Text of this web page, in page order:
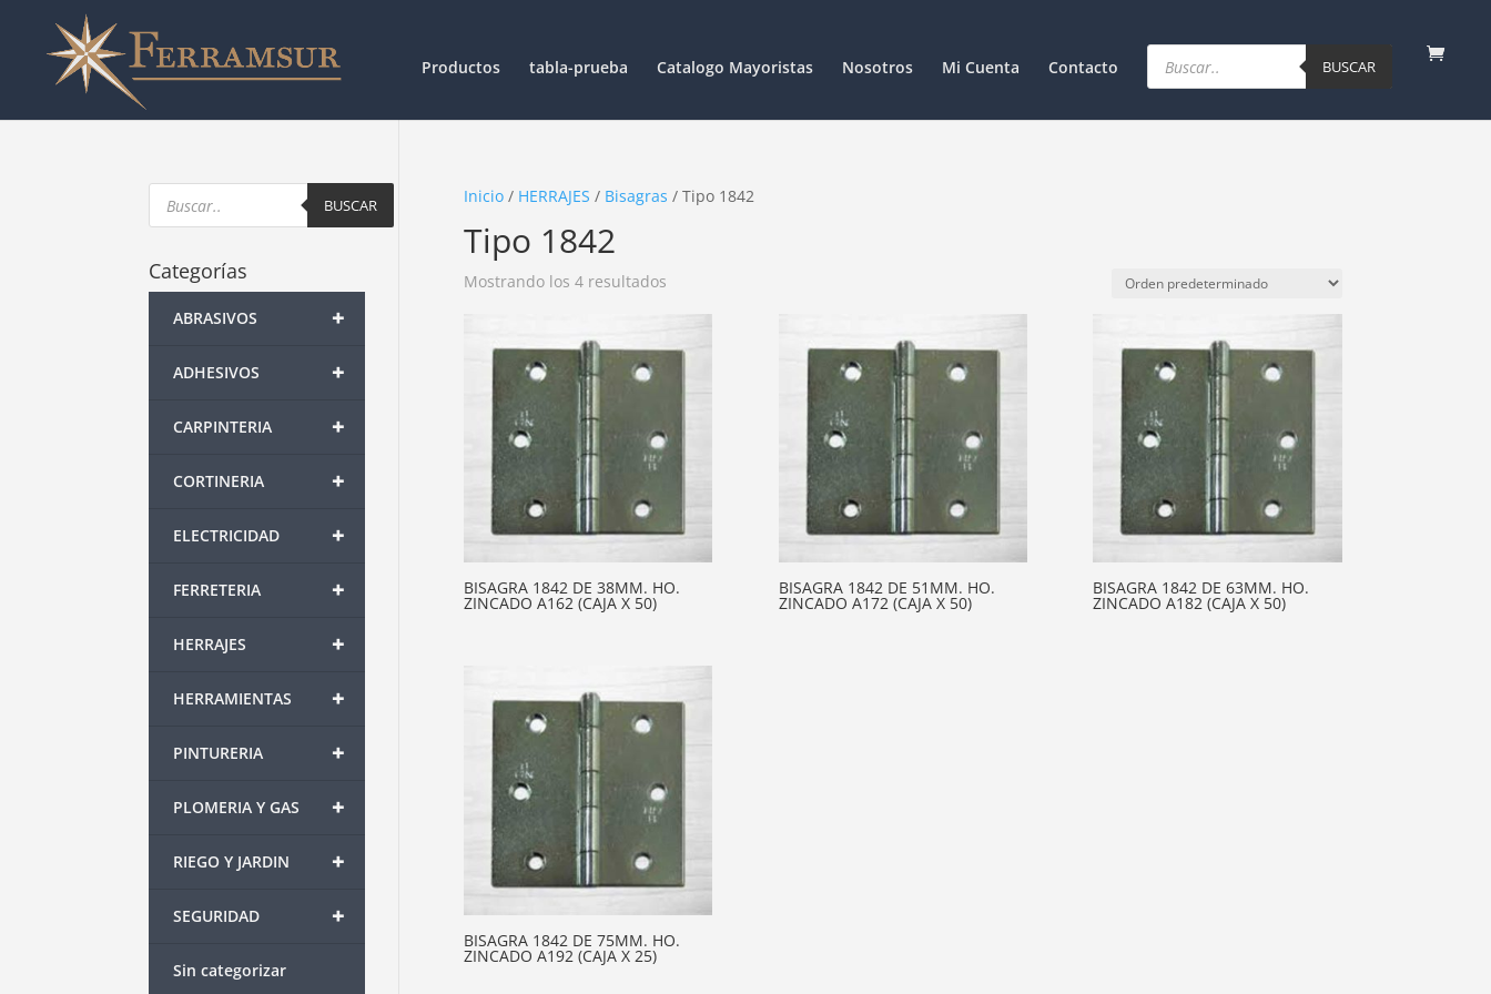
Productos tabla-prueba Catalogo Mayoristas Nosotros Mi Cuenta Contacto
Products
search BUSCAR
Inicio/ HERRAJES / Bisagras / Tipo 1842
Tipo 1842
Mostrando los 4 resultados
BISAGRA 1842 DE 38MM. HO.
ZINCADO A162 (CAJA X 50)
BISAGRA 1842 DE 51MM. HO.
ZINCADO A172 (CAJA X 50)
BISAGRA 1842 DE 63MM. HO.
ZINCADO A182 (CAJA X 50)
BISAGRA 1842 DE 75MM. HO.
ZINCADO A192 (CAJA X 25)
Products
search BUSCAR
Categorías
+
ABRASIVOS
+
ADHESIVOS
+
CARPINTERIA
+
CORTINERIA
+
ELECTRICIDAD
+
FERRETERIA
+
HERRAJES
+
HERRAMIENTAS
+
PINTURERIA
+
PLOMERIA Y GAS
+
RIEGO Y JARDIN
+
SEGURIDAD
Sin categorizar